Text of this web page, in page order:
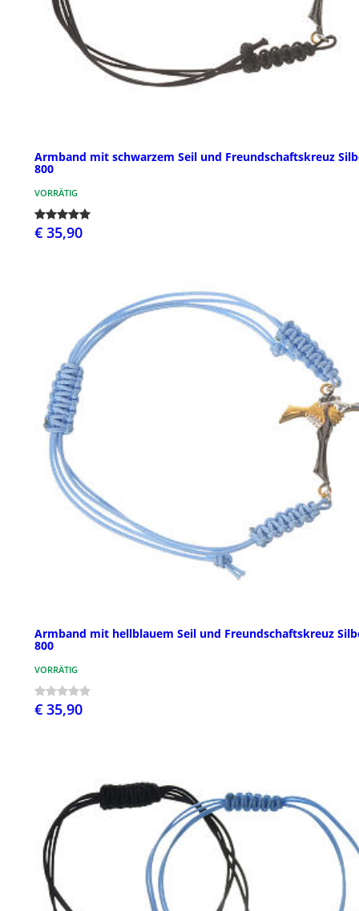
Armband mit schwarzem Seil und Freundschaftskreuz
800
VORRÄTIG
€ 35,90
Armband mit hellblauem Seil und Freundschaftskreuz
800
VORRÄTIG
€ 35,90